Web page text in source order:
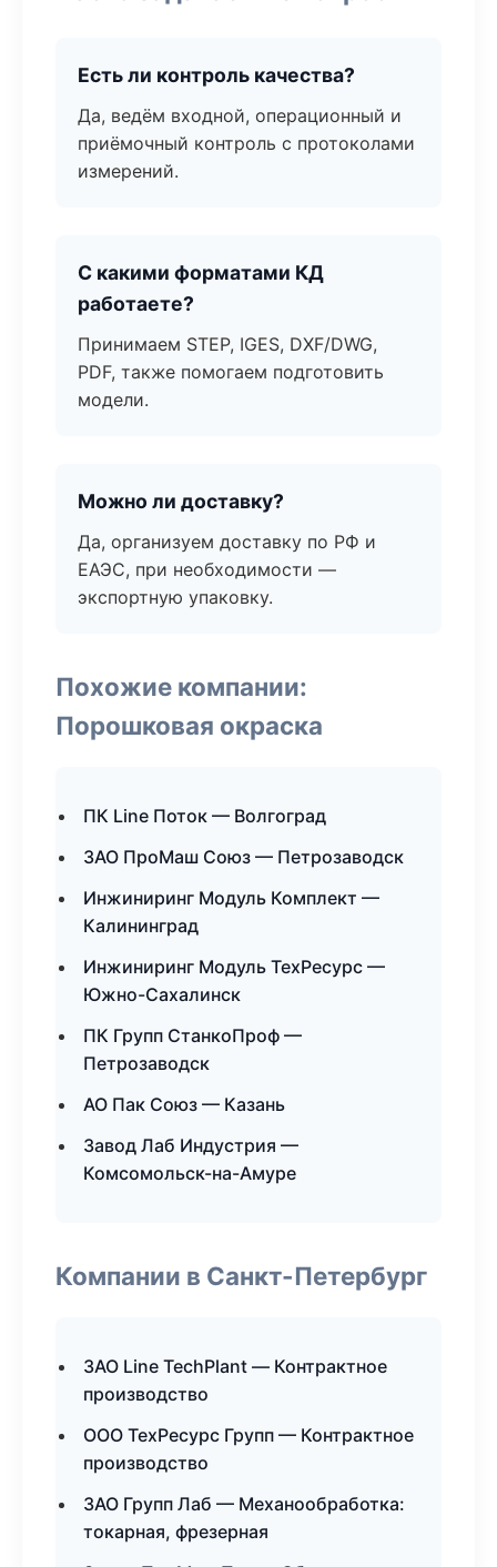
Есть ли контроль качества?
Да, ведём входной, операционный и
приёмочный контроль с протоколами
измерений.
С какими форматами КД
работаете?
Принимаем STEP, IGES, DXF/DWG,
PDF, также помогаем подготовить
модели.
Можно ли доставку?
Да, организуем доставку по РФ и
ЕАЭС, при необходимости —
экспортную упаковку.
Похожие компании:
Порошковая окраска
ПК Line Поток — Волгоград
ЗАО ПроМаш Союз — Петрозаводск
Инжиниринг Модуль Комплект —
Калининград
Инжиниринг Модуль ТехРесурс —
Южно-Сахалинск
ПК Групп СтанкоПроф —
Петрозаводск
АО Пак Союз — Казань
Завод Лаб Индустрия —
Комсомольск-на-Амуре
Компании в Санкт-Петербург
ЗАО Line TechPlant — Контрактное
производство
ООО ТехРесурс Групп — Контрактное
производство
ЗАО Групп Лаб — Механообработка:
токарная, фрезерная